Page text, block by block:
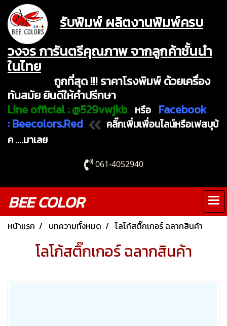
รับพิมพ์ ผลิตงานพิมพ์ครบ
วงจร การันตรีคุณภาพ จากลูกค้าชั้นนำ
ในไทย
ถูกที่สุด !!! ราคาโรงพิมพ์ ด้วยเครื่อง
ทันสมัย ยินดีให้คำปรึกษา
Line official :@529vwjkb หรือ Facebook
:Beecolors.Red
คลิ๊กเพิ่มเพื่อนไลน์หรือเฟสบุบ้
ค ....มาเลย
061-4052940
BEE COLOR
บีคัลเลอร์
หน้าแรก บทความทั้งหมด โลโก้สติ๊กเกอร์ ฉลากสินค้า
โลโก้สติ๊กเกอร์ ฉลากสินค้า